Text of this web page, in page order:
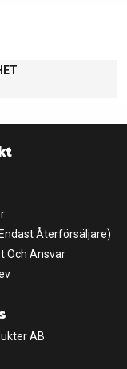
Återförsäljare)
Och Ansvar
AB